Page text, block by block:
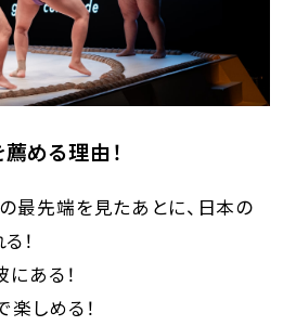
める理由！
最先端を見たあとに、日本の
！
ある！
楽しめる！